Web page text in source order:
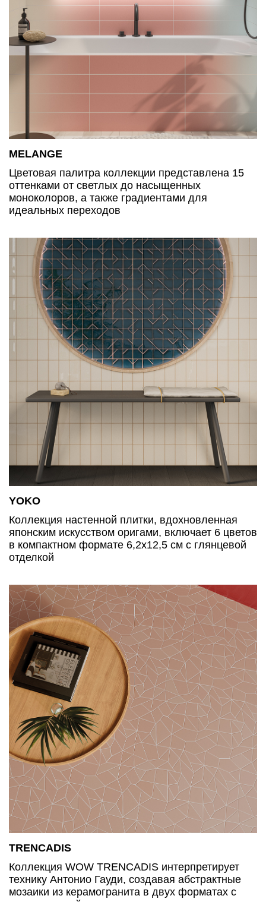
MELANGE
Цветовая палитра коллекции представлена 15
оттенками от светлых до насыщенных
моноколоров, а также градиентами для
идеальных переходов
YOKO
Коллекция настенной плитки, вдохновленная
японским искусством оригами, включает 6 цветов
в компактном формате 6,2х12,5 см с глянцевой
отделкой
TRENCADIS
Коллекция WOW TRENCADIS интерпретирует
технику Антонио Гауди, создавая абстрактные
мозаики из керамогранита в двух форматах с